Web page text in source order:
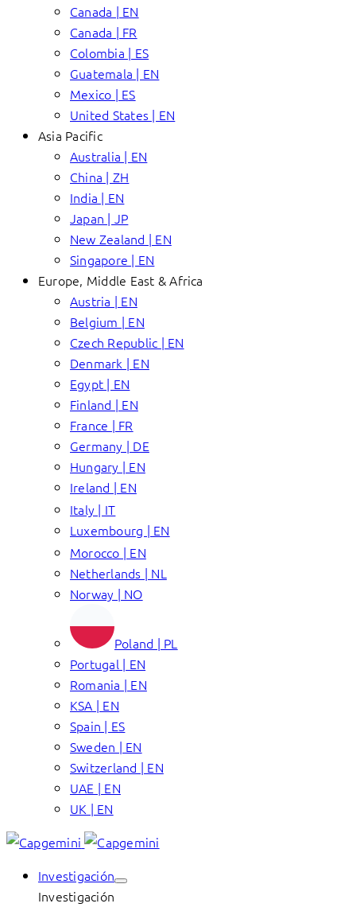
Canada | EN
Canada | FR
Colombia | ES
Guatemala | EN
Mexico | ES
United States | EN
Asia Pacific
Australia | EN
China | ZH
India | EN
Japan | JP
New Zealand | EN
Singapore | EN
Europe, Middle East & Africa
Austria | EN
Belgium | EN
Czech Republic | EN
Denmark | EN
Egypt | EN
Finland | EN
France | FR
Germany | DE
Hungary | EN
Ireland | EN
Italy | IT
Luxembourg | EN
Morocco | EN
Netherlands | NL
Norway | NO
Poland | PL
Portugal | EN
Romania | EN
KSA | EN
Spain | ES
Sweden | EN
Switzerland | EN
UAE | EN
UK | EN
Investigación
Investigación